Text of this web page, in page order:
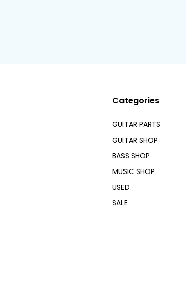
Categories
GUITAR PARTS
GUITAR SHOP
BASS SHOP
MUSIC SHOP
USED
SALE